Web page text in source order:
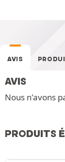
AVIS
AVIS
Nous n'avons
PRODUITS